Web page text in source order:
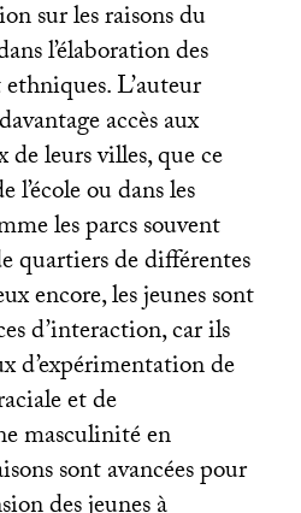
sur les raisons du
l’élaboration des
L’auteur
accès aux
de leurs villes, que ce
ou dans les
les parcs souvent
quartiers de différentes
encore, les jeunes sont
d’interaction, car ils
d’expérimentation de
et de
masculinité en
sont avancées pour